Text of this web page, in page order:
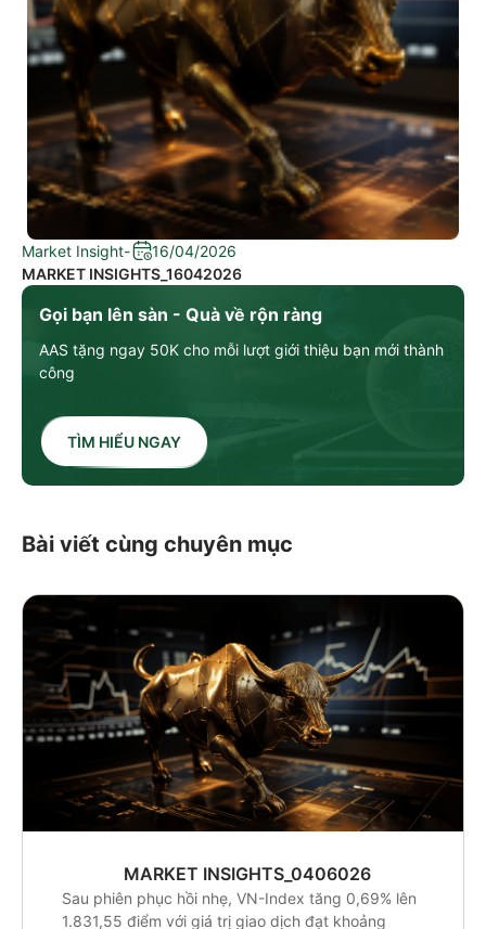
Gọi bạn lên sàn - Quà về rộn ràng
AAS tặng ngay 50K cho mỗi lượt giới thiệu bạn mới thành
công
TÌM HIỂU NGAY
Market Insight-
16/04/2026
MARKET INSIGHTS_16042026
Bài viết cùng chuyên mục
MARKET INSIGHTS_0406026
Sau phiên phục hồi nhẹ, VN-Index tăng 0,69% lên
1.831,55 điểm với giá trị giao dịch đạt khoảng